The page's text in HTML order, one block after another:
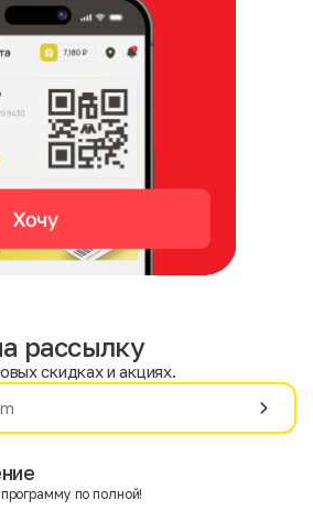
рассылку
скидках и акциях.
по полной!